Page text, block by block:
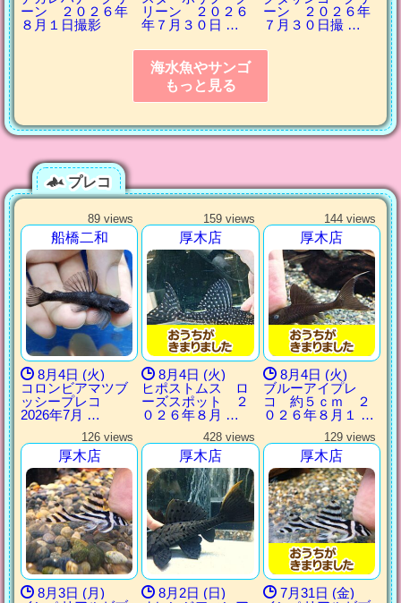
ーン ２０２６年
８月１日撮影
リーン ２０２６
年７月３０日 …
ーン ２０２６年
７月３０日撮 …
海水魚やサンゴ
もっと見る
プレコ
89 views
船橋二和
8月4日 (火)
コロンビアマツブ
ッシープレコ
2026年7月 …
159 views
厚木店
8月4日 (火)
ヒポストムス ロ
ーズスポット ２
０２６年８月 …
144 views
厚木店
8月4日 (火)
ブルーアイプレ
コ 約５ｃｍ ２
０２６年８月１ …
126 views
厚木店
8月3日 (月)
428 views
厚木店
8月2日 (日)
129 views
厚木店
7月31日 (金)